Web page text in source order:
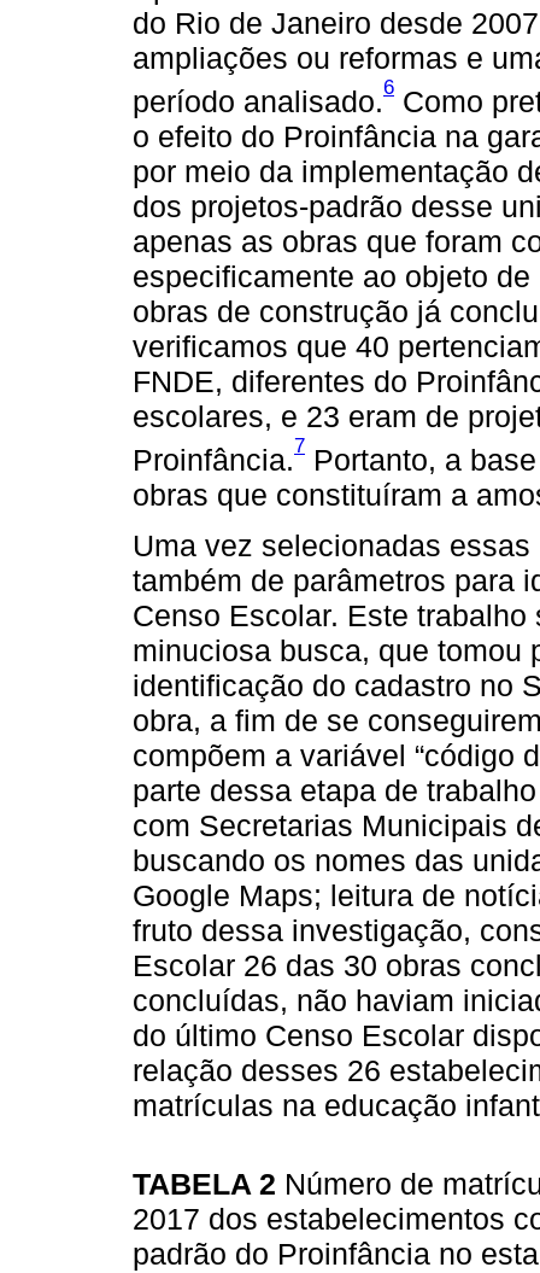
do Rio de Janeiro desde
ampliações ou reformas e
período analisado.6 Como
o efeito do Proinfância na
por meio da implementação
dos projetos-padrão desse
apenas as obras que foram
especificamente ao objeto
obras de construção já
verificamos que 40
FNDE, diferentes do
escolares, e 23 eram de
Proinfância.7 Portanto, a
obras que constituíram a
Uma vez selecionadas
também de parâmetros para
Censo Escolar. Este
minuciosa busca, que tomou
identificação do cadastro no
obra, a fim de se
compõem a variável “código
parte dessa etapa de
com Secretarias Municipais
buscando os nomes das
Google Maps; leitura de
fruto dessa investigação,
Escolar 26 das 30 obras
concluídas, não haviam
do último Censo Escolar
relação desses 26
matrículas na educação
TABELA 2 Número de
2017 dos estabelecimentos
padrão do Proinfância no